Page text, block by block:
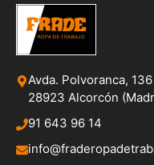
Avda. Polvoranca, 136
28923 Alcorcón
91 643 96 14